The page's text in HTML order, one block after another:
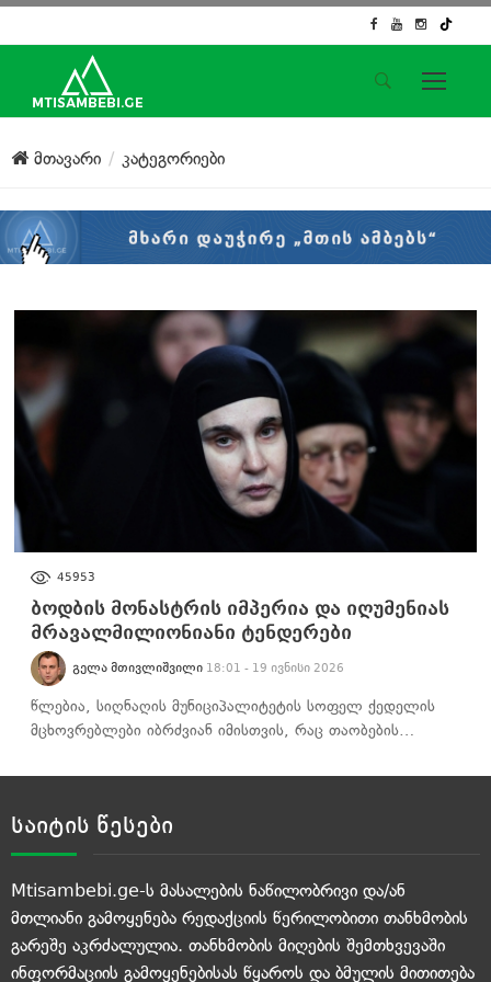
საიტის მენიუ
მთავარი
ქართული საქმე
კონტაქტი
სოციალური ქსელები
მთავარი კატეგორიები
45953
ბოდბის მონასტრის იმპერია და იღუმენიას
მრავალმილიონიანი ტენდერები
ᲒᲔᲚᲐ ᲛᲗᲘᲕᲚᲘᲨᲕᲘᲚᲘ 18:01 - 19 ივნისი 2026
წლებია, სიღნაღის მუნიციპალიტეტის სოფელ ქედელის
მცხოვრებლები იბრძვიან იმისთვის, რაც თაობების…
საიტის წესები
Mtisambebi.ge-ს მასალების ნაწილობრივი და/ან
მთლიანი გამოყენება რედაქციის წერილობითი თანხმობის
გარეშე აკრძალულია. თანხმობის მიღების შემთხვევაში
ინფორმაციის გამოყენებისას წყაროს და ბმულის მითითება